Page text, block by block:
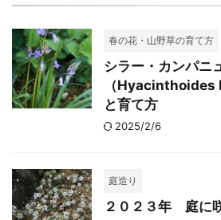
春の花・山野草の育て方
シラー・カンパニ
（
と育て方
2025/2/6
庭造り
２０２３年 庭に